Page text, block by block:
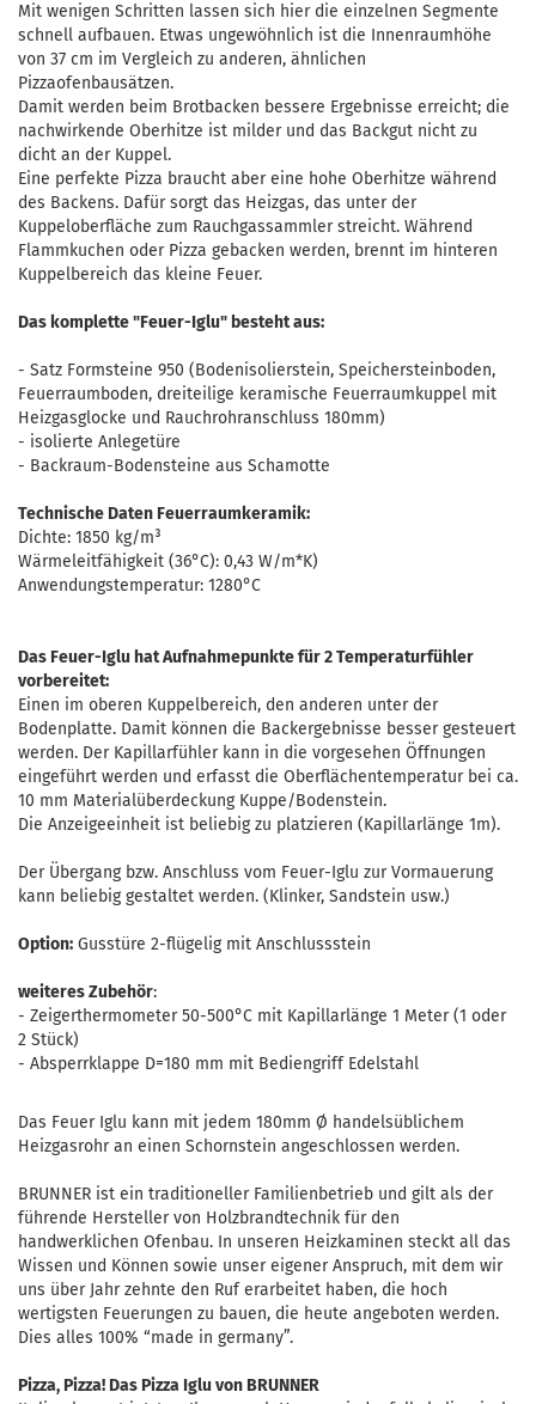
Mit wenigen Schritten lassen sich hier die einzelnen Segmente
schnell aufbauen. Etwas ungewöhnlich ist die Innenraumhöhe
von 37 cm im Vergleich zu anderen, ähnlichen
Pizzaofenbausätzen.
Damit werden beim Brotbacken bessere Ergebnisse erreicht; die
nachwirkende Oberhitze ist milder und das Backgut nicht zu
dicht an der Kuppel.
Eine perfekte Pizza braucht aber eine hohe Oberhitze während
des Backens. Dafür sorgt das Heizgas, das unter der
Kuppeloberfläche zum Rauchgassammler streicht. Während
Flammkuchen oder Pizza gebacken werden, brennt im hinteren
Kuppelbereich das kleine Feuer.
Das komplette "Feuer-Iglu" besteht aus:
- Satz Formsteine 950 (Bodenisolierstein, Speichersteinboden,
Feuerraumboden, dreiteilige keramische Feuerraumkuppel mit
Heizgasglocke und Rauchrohranschluss 180mm)
- isolierte Anlegetüre
- Backraum-Bodensteine aus Schamotte
Technische Daten Feuerraumkeramik:
Dichte: 1850 kg/m³
Wärmeleitfähigkeit (36°C): 0,43 W/m*K)
Anwendungstemperatur: 1280°C
Das Feuer-Iglu hat Aufnahmepunkte für 2 Temperaturfühler
vorbereitet:
Einen im oberen Kuppelbereich, den anderen unter der
Bodenplatte. Damit können die Backergebnisse besser gesteuert
werden. Der Kapillarfühler kann in die vorgesehen Öffnungen
eingeführt werden und erfasst die Oberflächentemperatur bei ca.
10 mm Materialüberdeckung Kuppe/Bodenstein.
Die Anzeigeeinheit ist beliebig zu platzieren (Kapillarlänge 1m).
Der Übergang bzw. Anschluss vom Feuer-Iglu zur Vormauerung
kann beliebig gestaltet werden. (Klinker, Sandstein usw.)
Option: Gusstüre 2-flügelig mit Anschlussstein
weiteres Zubehör:
- Zeigerthermometer 50-500°C mit Kapillarlänge 1 Meter (1 oder
2 Stück)
- Absperrklappe D=180 mm mit Bediengriff Edelstahl
Das Feuer Iglu kann mit jedem 180mm Ø handelsüblichem
Heizgasrohr an einen Schornstein angeschlossen werden.
BRUNNER ist ein traditioneller Familienbetrieb und gilt als der
führende Hersteller von Holzbrandtechnik für den
handwerklichen Ofenbau. In unseren Heizkaminen steckt all das
Wissen und Können sowie unser eigener Anspruch, mit dem wir
uns über Jahr zehnte den Ruf erarbeitet haben, die hoch
wertigsten Feuerungen zu bauen, die heute angeboten werden.
Dies alles 100% “made in germany”.
Pizza, Pizza! Das Pizza Iglu von BRUNNER